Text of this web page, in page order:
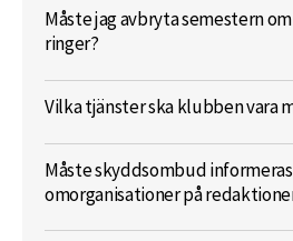
Måste jag avbryta semestern
ringer?
Vilka tjänster ska klubben vara
Måste skyddsombud
omorganisationer på